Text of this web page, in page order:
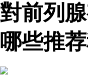
對前列
哪些推